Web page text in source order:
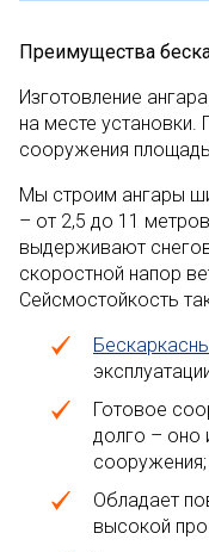
Преимущества
Изготовление
на месте установки.
сооружения
Мы строим ангары
– от 2,5 до 11
выдерживают
скоростной напор
Сейсмостойкость
Готовое
долго – оно
сооружения;
Обладает
высокой